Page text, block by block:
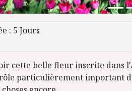
: 5 Jours
cette belle fleur inscrite dans
particulièrement important